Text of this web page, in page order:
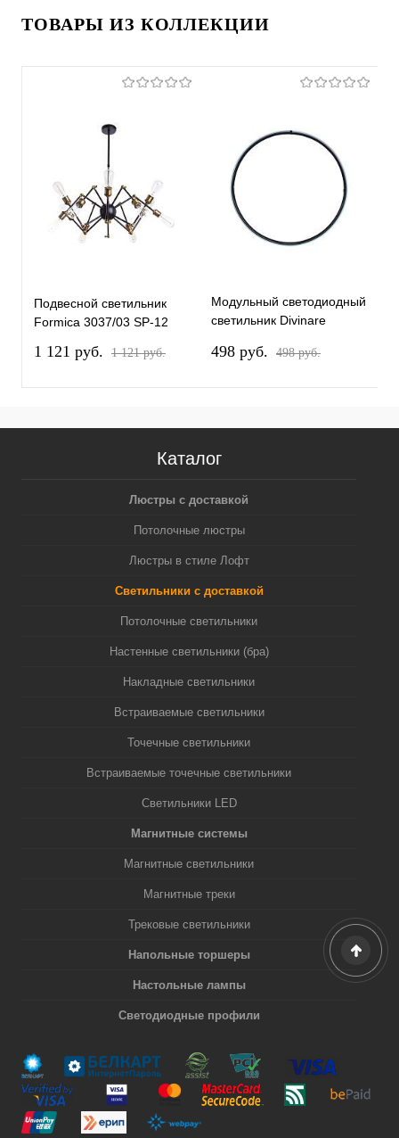
ТОВАРЫ ИЗ КОЛЛЕКЦИИ
Подвесной светильник
Formica 3037/03 SP-12
1 121 pуб. 1 121 pуб.
Модульный светодиодный
светильник Divinare
498 pуб. 498 pуб.
Каталог
Люстры с доставкой
Потолочные люстры
Люстры в стиле Лофт
Светильники с доставкой
Потолочные светильники
Настенные светильники (бра)
Накладные светильники
Встраиваемые светильники
Точечные светильники
Встраиваемые точечные светильники
Светильники LED
Магнитные системы
Магнитные светильники
Магнитные треки
Трековые светильники
Напольные торшеры
Настольные лампы
Светодиодные профили